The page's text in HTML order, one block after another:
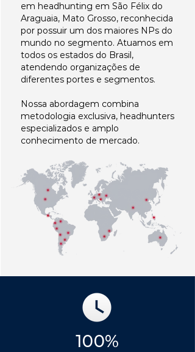
em headhunting em São Félix do
Araguaia, Mato Grosso, reconhecida
por possuir um dos maiores NPs do
mundo no segmento. Atuamos em
todos os estados do Brasil,
atendendo organizações de
diferentes portes e segmentos.
Nossa abordagem combina
metodologia exclusiva, headhunters
especializados e amplo
conhecimento de mercado.
100%